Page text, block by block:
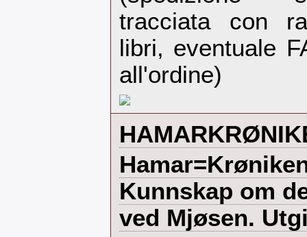
tracciata con
libri, eventuale
all'ordine)‎
Kunnskap om
ved Mjøsen.